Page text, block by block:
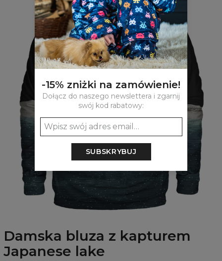
Damska bluza z kapturem
Japanese lake
-15% zniżki na zamówienie!
Dołącz do naszego newslettera i zgarnij
swój kod rabatowy:
SUBSKRYBUJ